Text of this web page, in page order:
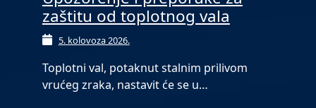
zaštitu od toplotnog vala
5. kolovoza 2026.
Toplotni val, potaknut stalnim prilivom
vrućeg zraka, nastavit će se u…